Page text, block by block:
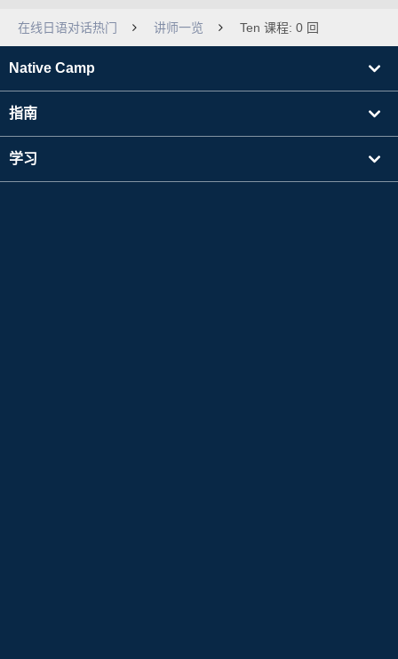
在线日语对话热门 讲师一览 Ten 课程: 0 回
Native Camp
指南
学习